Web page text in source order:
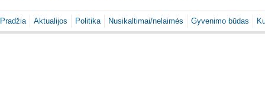
Pradžia Aktualijos Politika Nusikaltimai/nelaimės Gyvenimo būdas